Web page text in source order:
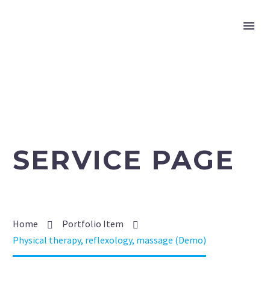
SERVICE PAGE
Home
Portfolio Item
Physical therapy, reflexology, massage (Demo)